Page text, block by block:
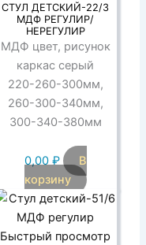
СТУЛ ДЕТСКИЙ-22/3
МДФ РЕГУЛИР/
НЕРЕГУЛИР
МДФ цвет, рисунок
каркас серый
220-260-300мм,
260-300-340мм,
300-340-380мм
0,00 ₽
В
корзину
Быстрый просмотр